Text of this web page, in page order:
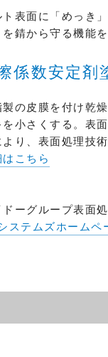
表面に「めっき
錆から守る機能を
係数安定剤
の皮膜を付け乾
を小さくする。表
り、表面処理技術
こちら
ドーグループ表面
ステムズホームペ